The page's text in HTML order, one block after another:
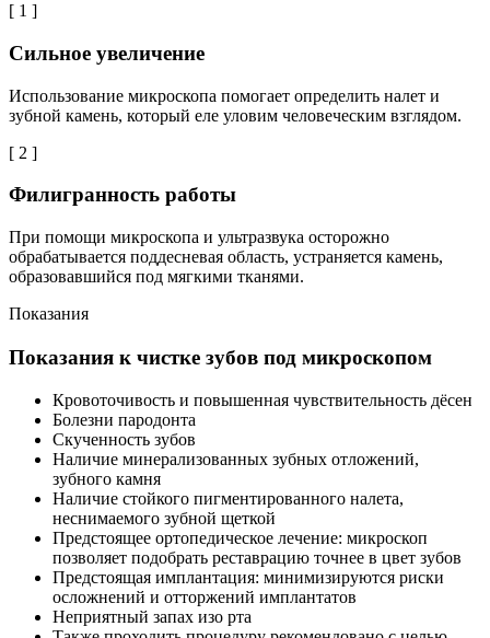
[ 1 ]
Сильное увеличение
Использование микроскопа помогает определить налет и
зубной камень, который еле уловим человеческим взглядом.
[ 2 ]
Филигранность работы
При помощи микроскопа и ультразвука осторожно
обрабатывается поддесневая область, устраняется камень,
образовавшийся под мягкими тканями.
Показания
Показания к чистке зубов под микроскопом
Кровоточивость и повышенная чувствительность дёсен
Болезни пародонта
Скученность зубов
Наличие минерализованных зубных отложений,
зубного камня
Наличие стойкого пигментированного налета,
неснимаемого зубной щеткой
Предстоящее ортопедическое лечение: микроскоп
позволяет подобрать реставрацию точнее в цвет зубов
Предстоящая имплантация: минимизируются риски
осложнений и отторжений имплантатов
Неприятный запах изо рта